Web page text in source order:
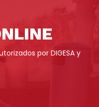
por DIGESA y